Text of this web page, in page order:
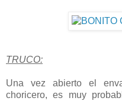
TRUCO:
Una vez abierto el
choricero, es muy